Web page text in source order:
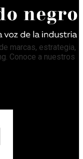
marcas, estrategia,
Conoce a nuestros